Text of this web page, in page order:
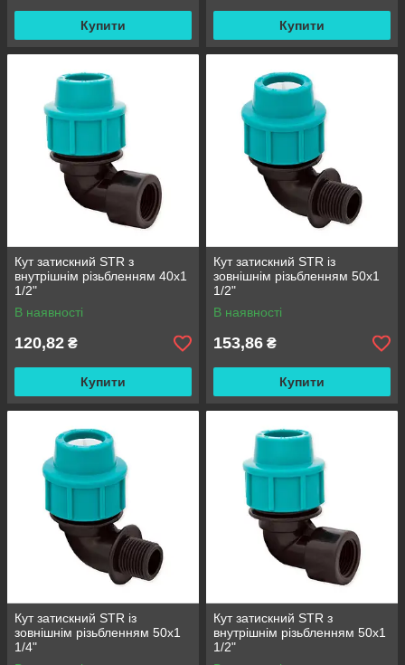
Купити Купити
Кут затискний STR з
внутрішнім різьбленням 40х1
1/2"
В наявності
120,82 ₴
Купити
Кут затискний STR із
зовнішнім різьбленням 50х1
1/2"
В наявності
153,86 ₴
Купити
Кут затискний STR із
зовнішнім різьбленням 50х1
1/4"
Кут затискний STR з
внутрішнім різьбленням 50х1
1/2"